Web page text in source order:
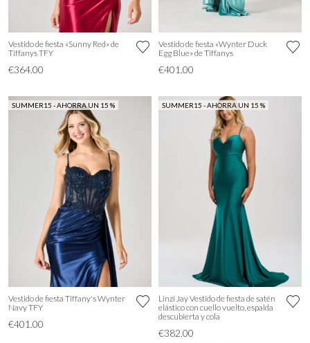
Vestido de fiesta «Sunny Red» de
Tiffanys TFY
€364.00
Vestido de fiesta «Wynter Duck
Egg Blue» de Tiffanys
€401.00
SUMMER15 - AHORRA UN 15 %
Vestido de fiesta Tiffany's Wynter
Navy TFY
€401.00
SUMMER15 - AHORRA UN 15 %
Linzi Jay Vestido de fiesta de satén
elástico con cuello vuelto, espalda
descubierta y cola
€382.00